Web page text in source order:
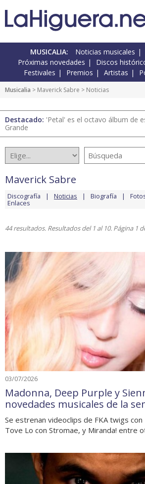
MUSICALIA: Noticias musicales
Próximas novedades
Discos
Festivales
Premios Artistas
Musicalia > Maverick Sabre > Noticias
Destacado: 'Petal' es el octavo álbum de
Grande
Maverick Sabre
Discografía Noticias Biografía
Enlaces
44 resultados. Resultados del 1 al 10. Página 1
03/07/2026
Madonna, Deep Purple y
novedades musicales de la
Se estrenan videoclips de FKA twigs con
Tove Lo con Stromae, y Miranda! entre